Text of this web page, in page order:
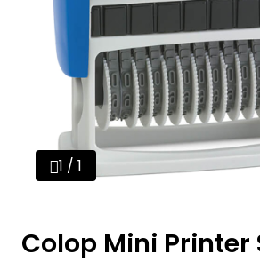
1 / 1
Colop Mini Printer